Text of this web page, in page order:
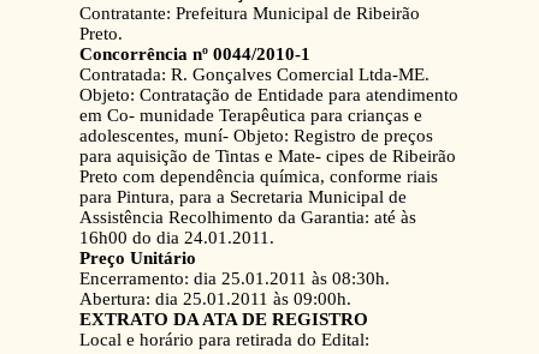
Contratante: Prefeitura Municipal de Ribeirão
Preto.
Concorrência nº 0044/2010-1
Contratada: R. Gonçalves Comercial Ltda-ME.
Objeto: Contratação de Entidade para atendimento
em Co- munidade Terapêutica para crianças e
adolescentes, muní- Objeto: Registro de preços
para aquisição de Tintas e Mate- cipes de Ribeirão
Preto com dependência química, conforme riais
para Pintura, para a Secretaria Municipal de
Assistência Recolhimento da Garantia: até às
16h00 do dia 24.01.2011.
Preço Unitário
Encerramento: dia 25.01.2011 às 08:30h.
Abertura: dia 25.01.2011 às 09:00h.
EXTRATO DA ATA DE REGISTRO
Local e horário para retirada do Edital: